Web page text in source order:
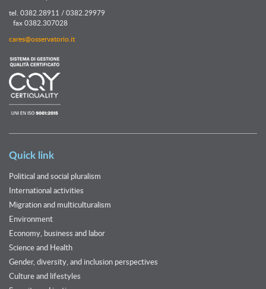
tel. 0382.28911 / 0382.29979
fax 0382.307028
cares@osservatorio.it
Quick link
Political and social pluralism
International activities
Migration and multiculturalism
Environment
Economy, business and labor
Science and Health
Gender, diversity, and inclusion perspectives
Culture and lifestyles